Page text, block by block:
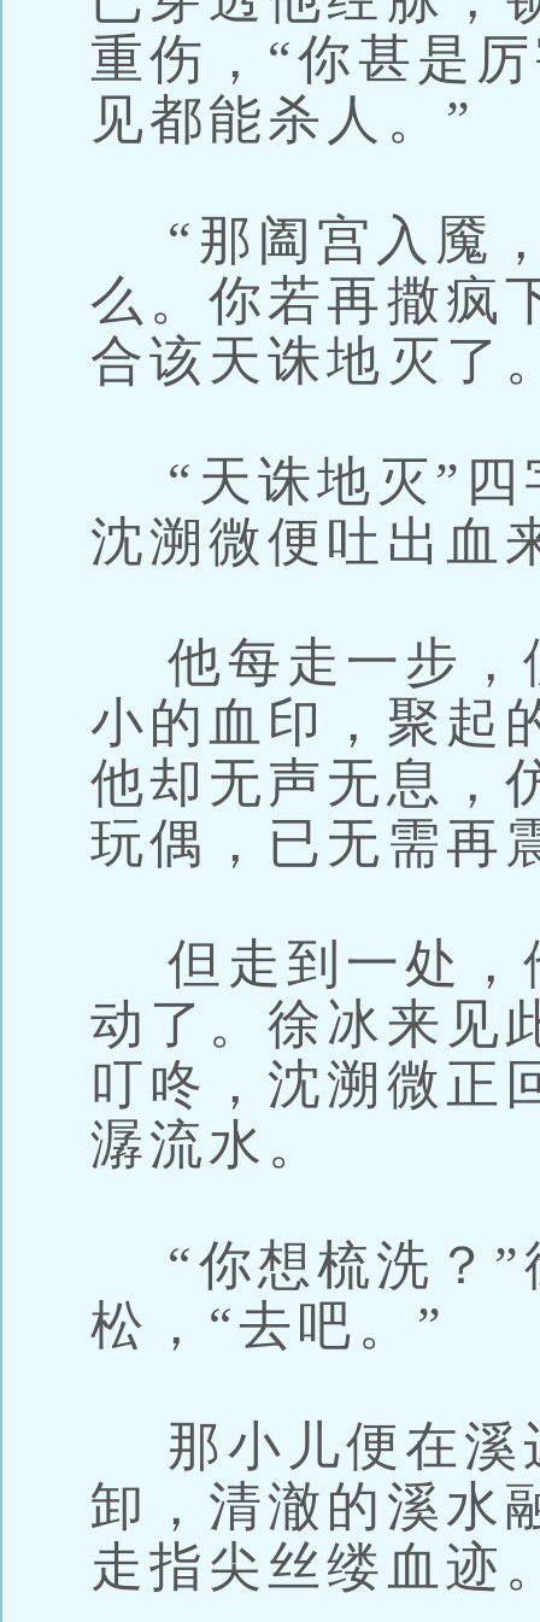
重伤，“你甚是
见都能杀人。”
“那阖宫入魇
么。你若再撒疯
合该天诛地灭了
“天诛地灭”四
沈溯微便吐出血
他每走一步，
小的血印，聚起
他却无声无息，
玩偶，已无需再
但走到一处，
动了。徐冰来见
叮咚，沈溯微正
潺流水。
“你想梳洗？”
松，“去吧。”
那小儿便在溪
卸，清澈的溪水
走指尖丝缕血迹